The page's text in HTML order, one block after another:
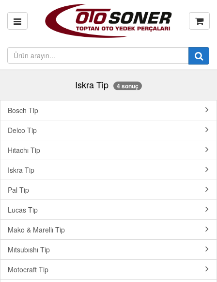
Iskra Tip 4 sonuç
Bosch Tip
Delco Tip
Hıtachı Tip
Iskra Tip
Pal Tip
Lucas Tip
Mako & Marellı Tip
Mıtsubıshı Tip
Motocraft Tip